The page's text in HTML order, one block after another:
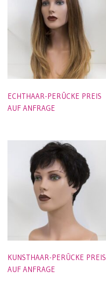
ECHTHAAR-PERÜCKE PREIS
AUF ANFRAGE
KUNSTHAAR-PERÜCKE PREIS
AUF ANFRAGE